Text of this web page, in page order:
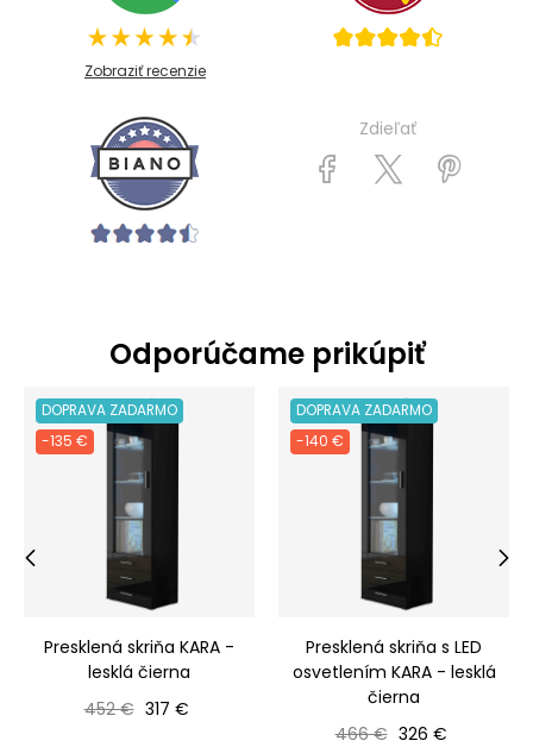
Zobraziť recenzie
Zdieľať
Odporúčame prikúpiť
DOPRAVA ZADARMO
-135 €
Presklená skriňa KARA -
lesklá čierna
Bežná cena
452 € Cena
317 €
DOPRAVA ZADARMO
-140 €
Presklená skriňa s LED
osvetlením KARA - lesklá
čierna
Bežná cena
466 € Cena
326 €